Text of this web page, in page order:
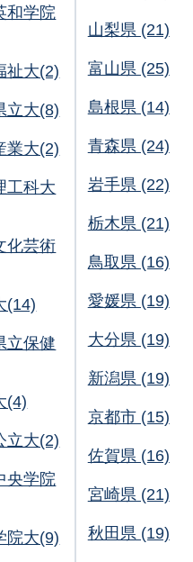
和学院
祉大(2)
立大(8)
業大(2)
工科大
化芸術
(14)
立保健
(4)
立大(2)
央学院
院大(9)
山梨県 (21)
富山県 (25)
島根県 (14)
青森県 (24)
岩手県 (22)
栃木県 (21)
鳥取県 (16)
愛媛県 (19)
大分県 (19)
新潟県 (19)
京都市 (15)
佐賀県 (16)
宮崎県 (21)
秋田県 (19)